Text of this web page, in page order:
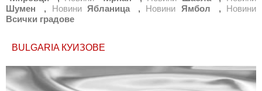
Шумен
, Новини Ябланица , Новини Ямбол , Новини
Всички градове
BULGARIA КУИЗОВЕ